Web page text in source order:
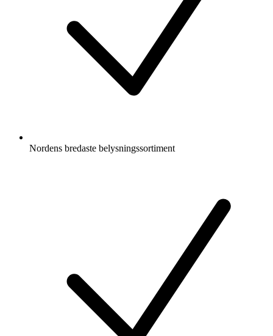
Nordens bredaste belysningssortiment